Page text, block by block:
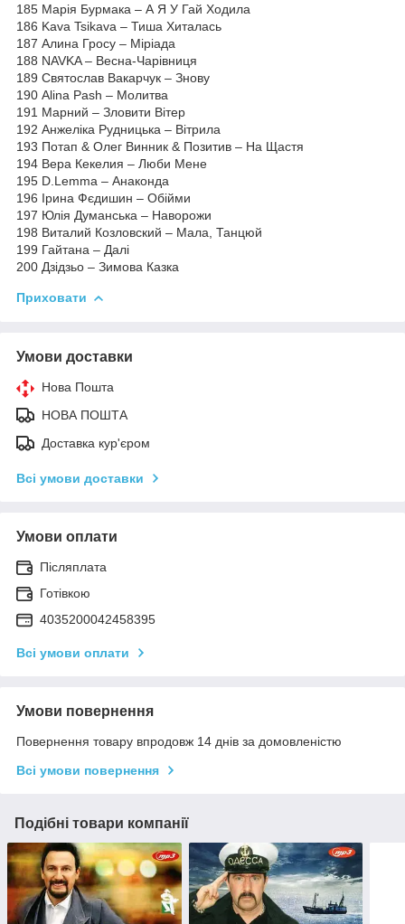
185 Марія Бурмака – А Я У Гай Ходила
186 Kava Tsikava – Тиша Хиталась
187 Алина Гросу – Міріада
188 NAVKA – Весна-Чарівниця
189 Святослав Вакарчук – Знову
190 Alina Pash – Молитва
191 Марний – Зловити Вітер
192 Анжеліка Рудницька – Вітрила
193 Потап & Олег Винник & Позитив – На Щастя
194 Вера Кекелия – Люби Мене
195 D.Lemma – Анаконда
196 Ірина Фєдишин – Обійми
197 Юлія Думанська – Наворожи
198 Виталий Козловский – Мала, Танцюй
199 Гайтана – Далі
200 Дзідзьо – Зимова Казка
Приховати
Умови доставки
Нова Пошта
НОВА ПОШТА
Доставка кур'єром
Всі умови доставки
Умови оплати
Післяплата
Готівкою
4035200042458395
Всі умови оплати
Умови повернення
Повернення товару впродовж 14 днів за домовленістю
Всі умови повернення
Подібні товари компанії